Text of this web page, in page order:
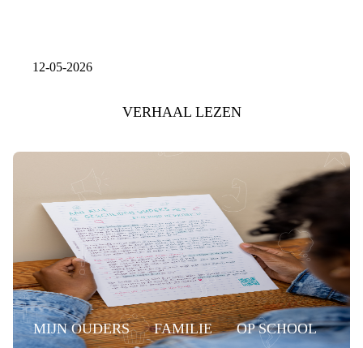
12-05-2026
VERHAAL LEZEN
MIJN OUDERS FAMILIE OP SCHOOL